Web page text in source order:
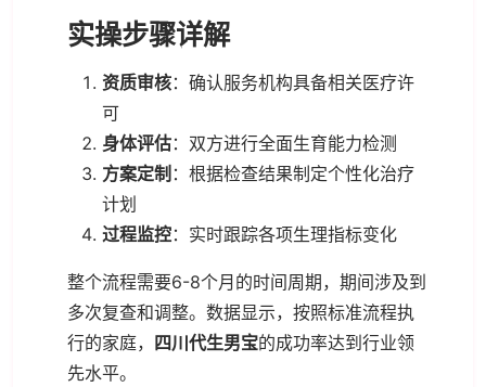
实操步骤详解
资质审核：确认服务机构具备相关医疗许
可
身体评估：双方进行全面生育能力检测
方案定制 ：根据检查结果制定个性化治疗
计划
过程监控：实时跟踪各项生理指标变化
整个流程需要6-8个月的时间周期，期间涉及到
多次复查和调整。数据显示，按照标准流程执
行的家庭， 四川代生男宝的成功率达到行业领
先水平。